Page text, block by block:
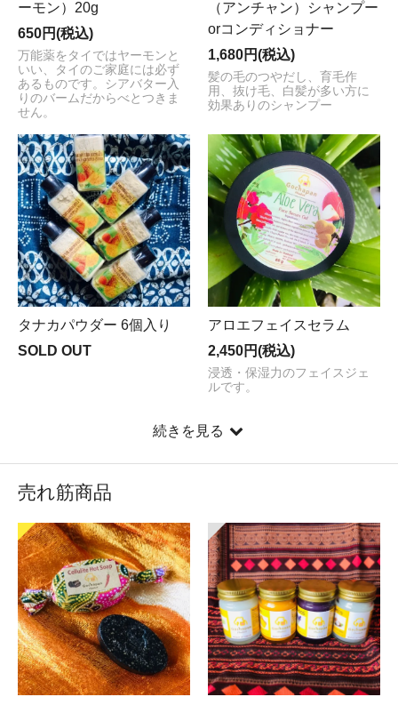
下げしました!!（950円→750円） ★国際郵便・再開のお
知らせ （2020年8月19日） ★土曜日と日曜日の発送は
できません。 ★4月13日から16日まではタイの旧正月の
為、郵便局はお休みですので、発送できません。 ★2019
年10月4日から8日までの発送休止。ご迷惑をおかけしま
すが、宜しくお願いします。 ★2019年4月12日から16日
送できません。ご了承下さい。 ★タイのビールジョッキ
をUPしました！（2018年4月18日） ★NEW!!! かごバッ
グを再入荷しました！（2018年4月18日） ★夏に涼しい
タイパンツのサルエルパンををUPしました！（2018年3
月30日） ★インスタグラムを始めました！（2017年6月
26日） ★2016年12月1日オープンのお知らせ
ーモン）20g
650円(税込)
万能薬をタイではヤーモンと
いい、タイのご家庭には必ず
あるものです。シアバター入
りのバームだからべとつきま
せん。
（アンチャン）シャンプー
orコンディショナー
1,680円(税込)
髪の毛のつやだし、育毛作
用、抜け毛、白髪が多い方に
効果ありのシャンプー
タナカパウダー 6個入り
SOLD OUT
アロエフェイスセラム
2,450円(税込)
浸透・保湿力のフェイスジェ
ルです。
続きを見る
売れ筋商品